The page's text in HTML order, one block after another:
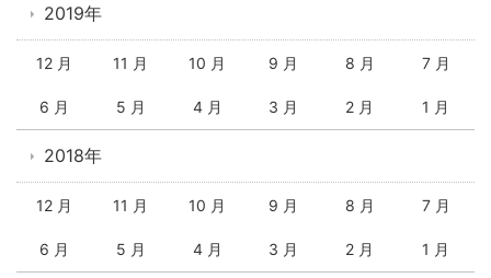
2019年
12 月 11 月 10 月 9 月 8 月 7 月
6 月 5 月 4 月 3 月 2 月 1 月
2018年
12 月 11 月 10 月 9 月 8 月 7 月
6 月 5 月 4 月 3 月 2 月 1 月